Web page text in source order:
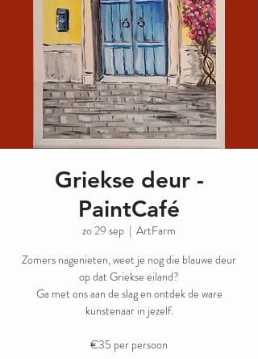
Griekse deur -
PaintCafé
zo 29 sep
  |
ArtFarm
Zomers nagenieten, weet je nog die blauwe deur
op dat Griekse eiland?
Ga met ons aan de slag en ontdek de ware
kunstenaar in jezelf.
€35 per persoon